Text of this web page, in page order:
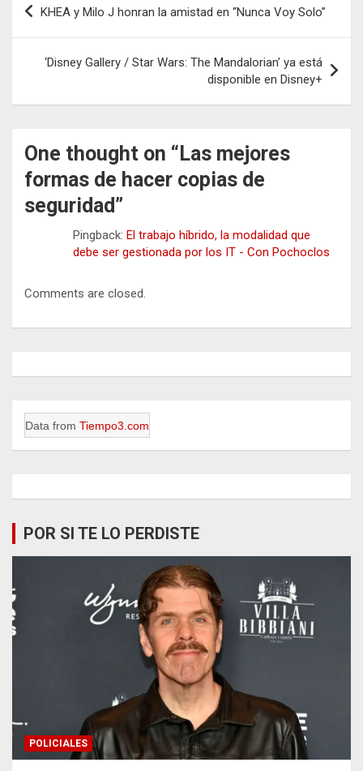
entradas
KHEA y Milo J honran la amistad en “Nunca Voy Solo”
‘Disney Gallery / Star Wars: The Mandalorian’ ya está
disponible en Disney+
One thought on “ Las mejores
formas de hacer copias de
seguridad”
Pingback: El trabajo híbrido, la modalidad que
debe ser gestionada por los IT - Con Pochoclos
Comments are closed.
Data from Tiempo3.com
POR SI TE LO PERDISTE
POLICIALES